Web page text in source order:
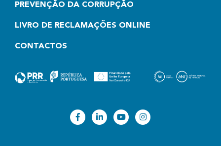
PREVENÇÃO DA CORRUPÇÃO
LIVRO DE RECLAMAÇÕES ONLINE
CONTACTOS